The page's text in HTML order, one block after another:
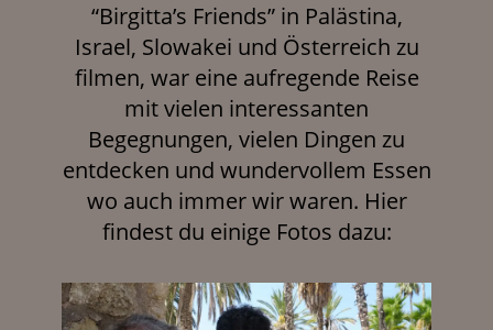
“Birgitta’s Friends” in Palästina,
Israel, Slowakei und Österreich zu
filmen, war eine aufregende Reise
mit vielen interessanten
Begegnungen, vielen Dingen zu
entdecken und wundervollem Essen
wo auch immer wir waren. Hier
findest du einige Fotos dazu: